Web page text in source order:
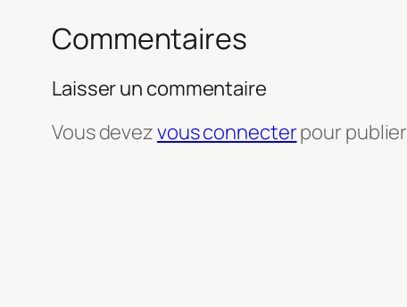
Commentaires
Laisser un commentaire
Vous devezvous connecterpour